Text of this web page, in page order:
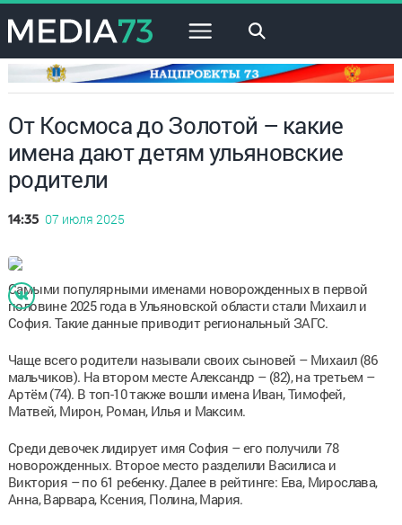
×
От Космоса до Золотой – какие
имена дают детям ульяновские
родители
14:35 07 июля 2025
Самыми популярными именами новорожденных в первой
половине 2025 года в Ульяновской области стали Михаил и
София. Такие данные приводит региональный ЗАГС.
Чаще всего родители называли своих сыновей – Михаил (86
мальчиков). На втором месте Александр – (82), на третьем –
Артём (74). В топ-10 также вошли имена Иван, Тимофей,
Матвей, Мирон, Роман, Илья и Максим.
Среди девочек лидирует имя София – его получили 78
новорожденных. Второе место разделили Василиса и
Виктория – по 61 ребенку. Далее в рейтинге: Ева, Мирослава,
Анна, Варвара, Ксения, Полина, Мария.